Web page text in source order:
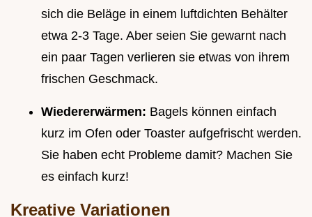
sich die Beläge in einem luftdichten Behälter
etwa 2-3 Tage. Aber seien Sie gewarnt nach
ein paar Tagen verlieren sie etwas von ihrem
frischen Geschmack.
Wiedererwärmen: Bagels können einfach
kurz im Ofen oder Toaster aufgefrischt werden.
Sie haben echt Probleme damit? Machen Sie
es einfach kurz!
Kreative Variationen